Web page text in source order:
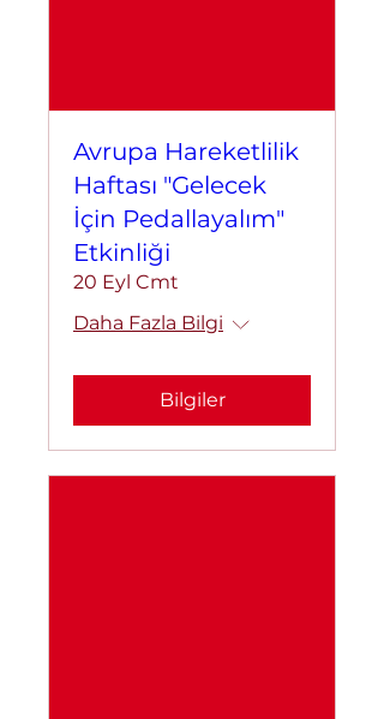
Avrupa Hareketlilik
Haftası "Gelecek
İçin Pedallayalım"
Etkinliği
20 Eyl Cmt
Daha Fazla Bilgi
Bilgiler